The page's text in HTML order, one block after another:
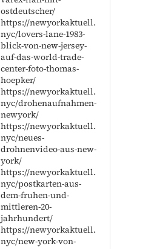
ostdeutscher/
https://newyorkaktuell.
nyc/lovers-lane-1983-
blick-von-new-jersey-
auf-das-world-trade-
center-foto-thomas-
hoepker/
https://newyorkaktuell.
nyc/drohenaufnahmen-
newyork/
https://newyorkaktuell.
nyc/neues-
drohnenvideo-aus-new-
york/
https://newyorkaktuell.
nyc/postkarten-aus-
dem-fruhen-und-
mittleren-20-
jahrhundert/
https://newyorkaktuell.
nyc/new-york-von-